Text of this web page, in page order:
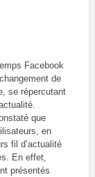
Facebook
de
se répercutant
que
en
fil d’actualité
En effet,
présentés